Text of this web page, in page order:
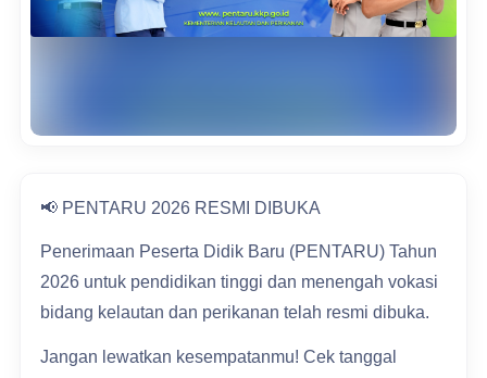
📢 PENTARU 2026 RESMI DIBUKA
Penerimaan Peserta Didik Baru (PENTARU) Tahun
2026 untuk pendidikan tinggi dan menengah vokasi
bidang kelautan dan perikanan telah resmi dibuka.
Jangan lewatkan kesempatanmu! Cek tanggal